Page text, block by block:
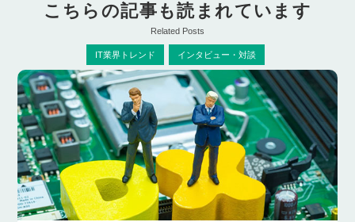
こちらの記事も読まれています
Related Posts
IT業界トレンド インタビュー・対談